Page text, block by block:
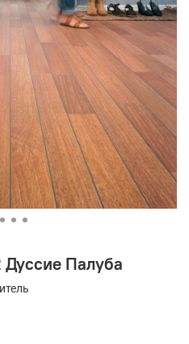
Палуба